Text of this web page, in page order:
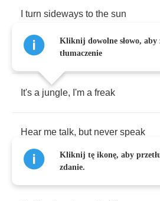
turn sideways to the sun
keep thoughts from
It's a jungle, I'm a freak
Hear me talk, but never speak
Kliknij dowolne słowo, aby
tłumaczenie
Kliknij tę ikonę, aby
zdanie.